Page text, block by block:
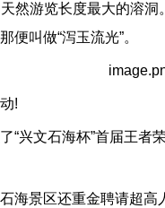
然游览长度最大的溶
叫做“泻玉流光”。
!
“兴文石海杯”首届王者
海景区还重金聘请超